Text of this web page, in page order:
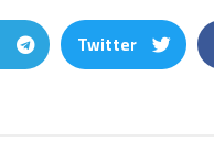
Twitter